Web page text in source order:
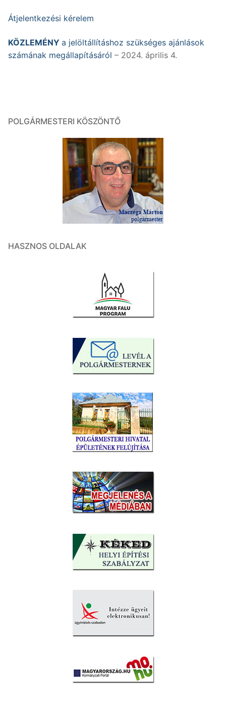
Átjelentkezési kérelem
KÖZLEMÉNY a jelöltállításhoz szükséges ajánlások
számának megállapításáról – 2024. április 4.
POLGÁRMESTERI KÖSZÖNTŐ
HASZNOS OLDALAK